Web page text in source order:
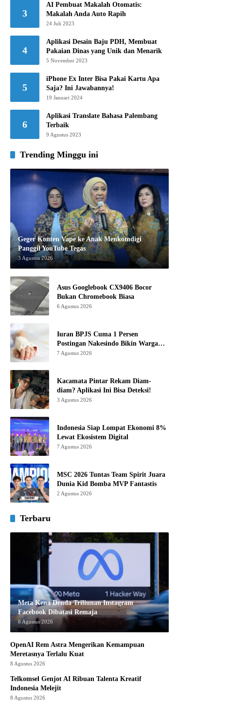
3
AI Pembuat Makalah Otomatis:
Makalah Anda Auto Rapih
24 Juli 2023
4
Aplikasi Desain Baju PDH, Membuat
Pakaian Dinas yang Unik dan Menarik
5 November 2023
5
iPhone Ex Inter Bisa Pakai Kartu Apa
Saja? Ini Jawabannya!
19 Januari 2024
6
Aplikasi Translate Bahasa Palembang
Terbaik
9 Agustus 2023
Trending Minggu ini
Geger Konten Vape ke Anak Menkomdigi
Panggil YouTube Tegas
3 Agustus 2026
Asus Googlebook CX9406 Bocor
Bukan Chromebook Biasa
6 Agustus 2026
Iuran BPJS Cuma 1 Persen
Postingan Nakesindo Bikin Warganet
Murka
7 Agustus 2026
Kacamata Pintar Rekam Diam-
diam? Aplikasi Ini Bisa Deteksi!
3 Agustus 2026
Indonesia Siap Lompat Ekonomi 8%
Lewat Ekosistem Digital
7 Agustus 2026
MSC 2026 Tuntas Team Spirit Juara
Dunia Kid Bomba MVP Fantastis
2 Agustus 2026
Terbaru
Meta Kena Denda Triliunan Instagram
Facebook Dibatasi Remaja
8 Agustus 2026
OpenAI Rem Astra Mengerikan Kemampuan
Meretasnya Terlalu Kuat
8 Agustus 2026
Telkomsel Genjot AI Ribuan Talenta Kreatif
Indonesia Melejit
8 Agustus 2026